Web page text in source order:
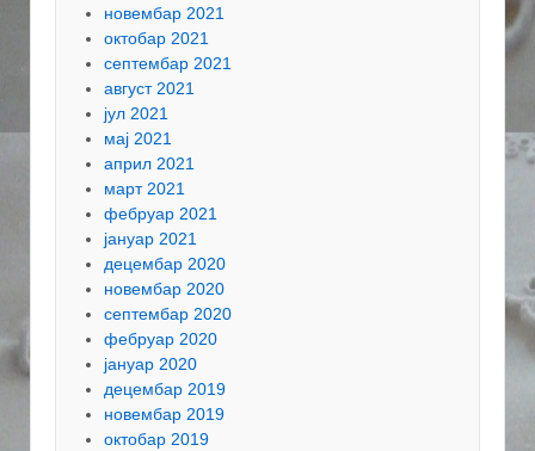
новембар 2021
октобар 2021
септембар 2021
август 2021
јул 2021
мај 2021
април 2021
март 2021
фебруар 2021
јануар 2021
децембар 2020
новембар 2020
септембар 2020
фебруар 2020
јануар 2020
децембар 2019
новембар 2019
октобар 2019